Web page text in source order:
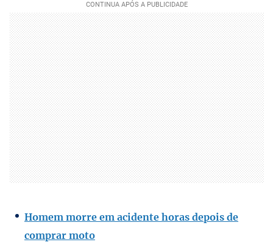
Homem morre em acidente horas depois de
comprar moto